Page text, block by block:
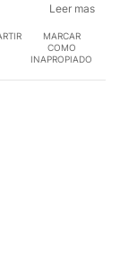
PROPIAS
Leer mas
MARCAR
COMO
INAPROPIADO